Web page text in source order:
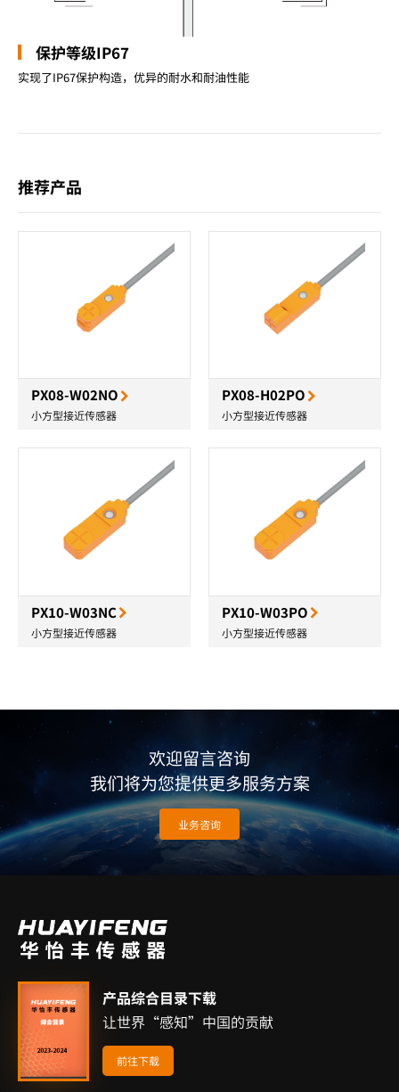
保护等级IP67
实现了IP67保护构造，优异的耐水和耐油性能
推荐产品
PX08-W02NO
小方型接近传感器
PX08-H02PO
小方型接近传感器
PX10-W03NC
小方型接近传感器
PX10-W03PO
小方型接近传感器
欢迎留言咨询
我们将为您提供更多服务方案
业务咨询
产品综合目录下载
让世界“感知”中国的贡献
前往下载